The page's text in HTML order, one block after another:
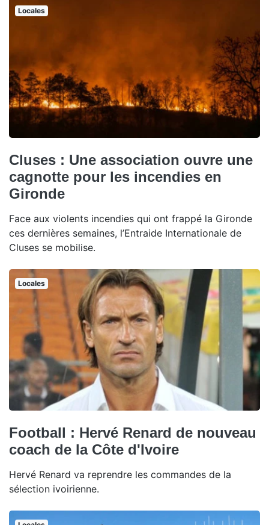
Locales
Cluses : Une association ouvre une
cagnotte pour les incendies en
Gironde
Face aux violents incendies qui ont frappé la Gironde
ces dernières semaines, l’Entraide Internationale de
Cluses se mobilise.
Locales
Football : Hervé Renard de nouveau
coach de la Côte d'Ivoire
Hervé Renard va reprendre les commandes de la
sélection ivoirienne.